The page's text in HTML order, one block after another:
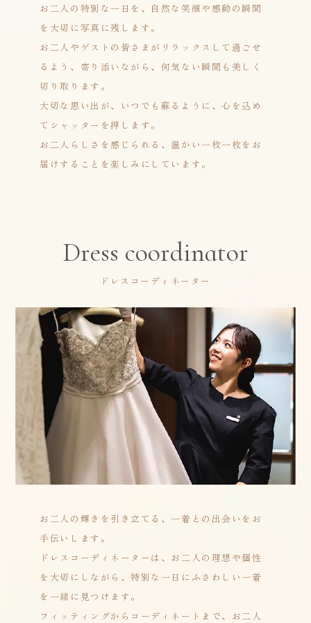
お二人の特別な一日を、自然な笑顔や感動の瞬間
を大切に写真に残します。
お二人やゲストの皆さまがリラックスして過ごせ
るよう、寄り添いながら、何気ない瞬間も美しく
切り取ります。
大切な思い出が、いつでも蘇るように、心を込め
てシャッターを押します。
お二人らしさを感じられる、温かい一枚一枚をお
届けすることを楽しみにしています。
Dress coordinator
ドレスコーディネーター
お二人の輝きを引き立てる、一着との出会いをお
手伝いします。
ドレスコーディネーターは、お二人の理想や個性
を大切にしながら、特別な一日にふさわしい一着
を一緒に見つけます。
フィッティングからコーディネートまで、お二人